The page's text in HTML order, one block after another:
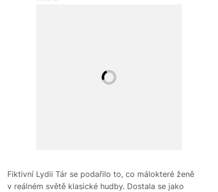
Fiktivní Lydii Tár se podařilo to, co málokteré ženě
v reálném světě klasické hudby. Dostala se jako